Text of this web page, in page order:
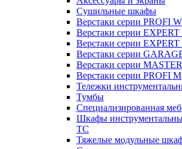
Cушильные шкафы
Верстаки серии PROFI W
Верстаки серии EXPERT
Верстаки серии EXPERT
Верстаки серии
Верстаки серии MASTER
Верстаки серии PROFI M
Тележки
Тумбы
Cпециализированная
Шкафы
TC
Тяжелые модульные